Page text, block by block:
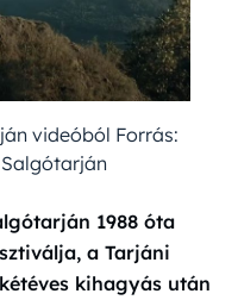
videóból Forrás:
1988 óta
a Tarjáni
kihagyás után